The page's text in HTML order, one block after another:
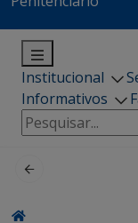
Institucional
Informativos
Pesquisar
por: